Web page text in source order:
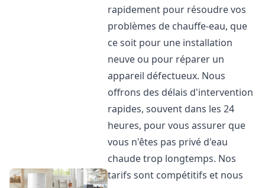
rapidement pour résoudre vos
problèmes de chauffe-eau, que
ce soit pour une installation
neuve ou pour réparer un
appareil défectueux. Nous
offrons des délais d'intervention
rapides, souvent dans les 24
heures, pour vous assurer que
vous n'êtes pas privé d'eau
chaude trop longtemps. Nos
tarifs sont compétitifs et nous